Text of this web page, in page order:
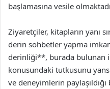
başlamasına vesile
Ziyaretçiler, kitapların yanı
derin sohbetler yapma
derinliği**, burada bulunan
konusundaki tutkusunu
ve deneyimlerin paylaşıldığı